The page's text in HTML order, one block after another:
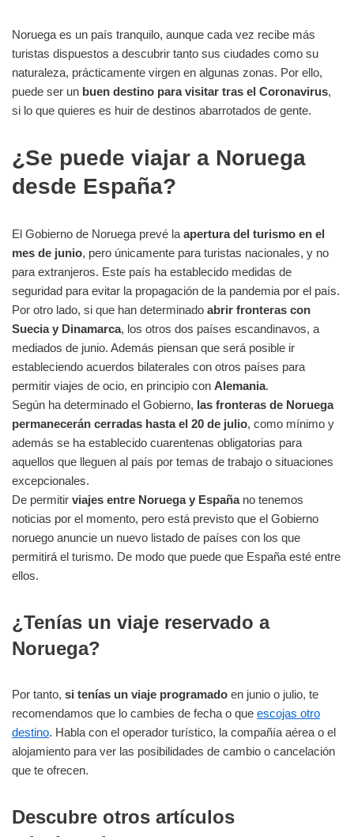
Noruega es un país tranquilo, aunque cada vez recibe más
turistas dispuestos a descubrir tanto sus ciudades como su
naturaleza, prácticamente virgen en algunas zonas. Por ello,
puede ser un buen destino para visitar tras el Coronavirus,
si lo que quieres es huir de destinos abarrotados de gente.
¿Se puede viajar a Noruega
desde España?
El Gobierno de Noruega prevé la apertura del turismo en el
mes de junio, pero únicamente para turistas nacionales, y no
para extranjeros. Este país ha establecido medidas de
seguridad para evitar la propagación de la pandemia por el país.
Por otro lado, si que han determinado abrir fronteras con
Suecia y Dinamarca, los otros dos países escandinavos, a
mediados de junio. Además piensan que será posible ir
estableciendo acuerdos bilaterales con otros países para
permitir viajes de ocio, en principio con Alemania.
Según ha determinado el Gobierno, las fronteras de Noruega
permanecerán cerradas hasta el 20 de julio, como mínimo y
además se ha establecido cuarentenas obligatorias para
aquellos que lleguen al país por temas de trabajo o situaciones
excepcionales.
De permitir viajes entre Noruega y España no tenemos
noticias por el momento, pero está previsto que el Gobierno
noruego anuncie un nuevo listado de países con los que
permitirá el turismo. De modo que puede que España esté entre
ellos.
¿Tenías un viaje reservado a
Noruega?
Por tanto, si tenías un viaje programado en junio o julio, te
recomendamos que lo cambies de fecha o que escojas otro
destino. Habla con el operador turístico, la compañía aérea o el
alojamiento para ver las posibilidades de cambio o cancelación
que te ofrecen.
Descubre otros artículos